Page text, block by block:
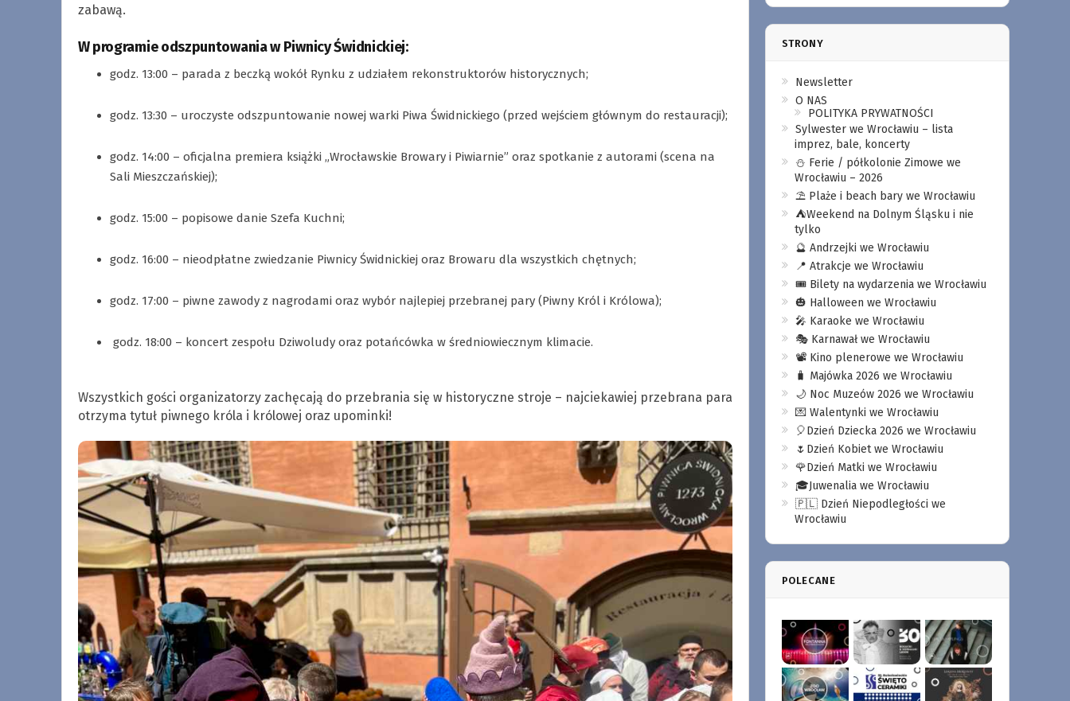
zabawą.
W programie odszpuntowania w Piwnicy Świdnickiej:
godz. 13:00 – parada z beczką wokół Rynku z udziałem rekonstruktorów historycznych;
godz. 13:30 – uroczyste odszpuntowanie nowej warki Piwa Świdnickiego (przed wejściem głównym do restauracji);
godz. 14:00 – oficjalna premiera książki „Wrocławskie Browary i Piwiarnie” oraz spotkanie z autorami (scena na
Sali Mieszczańskiej);
godz. 15:00 – popisowe danie Szefa Kuchni;
godz. 16:00 – nieodpłatne zwiedzanie Piwnicy Świdnickiej oraz Browaru dla wszystkich chętnych;
godz. 17:00 – piwne zawody z nagrodami oraz wybór najlepiej przebranej pary (Piwny Król i Królowa);
godz. 18:00 – koncert zespołu Dziwoludy oraz potańcówka w średniowiecznym klimacie.
Wszystkich gości organizatorzy zachęcają do przebrania się w historyczne stroje – najciekawiej przebrana para
otrzyma tytuł piwnego króla i królowej oraz upominki!
STRONY
Newsletter
O NAS
POLITYKA PRYWATNOŚCI
Sylwester we Wrocławiu – lista
imprez, bale, koncerty
⛄️ Ferie / półkolonie Zimowe we
Wrocławiu – 2026
⛱️ Plaże i beach bary we Wrocławiu
⛺️Weekend na Dolnym Śląsku i nie
tylko
🔮 Andrzejki we Wrocławiu
📍 Atrakcje we Wrocławiu
🎟️ Bilety na wydarzenia we Wrocławiu
🎃 Halloween we Wrocławiu
🎤 Karaoke we Wrocławiu
🎭 Karnawał we Wrocławiu
📽️ Kino plenerowe we Wrocławiu
🧳 Majówka 2026 we Wrocławiu
🌙 Noc Muzeów 2026 we Wrocławiu
💌 Walentynki we Wrocławiu
🎈Dzień Dziecka 2026 we Wrocławiu
🌷Dzień Kobiet we Wrocławiu
🌹Dzień Matki we Wrocławiu
🎓Juwenalia we Wrocławiu
🇵🇱 Dzień Niepodległości we
Wrocławiu
POLECANE